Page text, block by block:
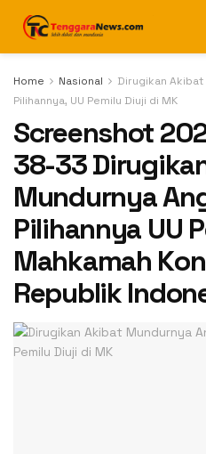
Home Nasional
Dirugikan
Pilihannya, UU Pemilu Diuji di MK
Screenshot
38-33
Mundurnya
Pilihannya UU
Mahkamah
Republik